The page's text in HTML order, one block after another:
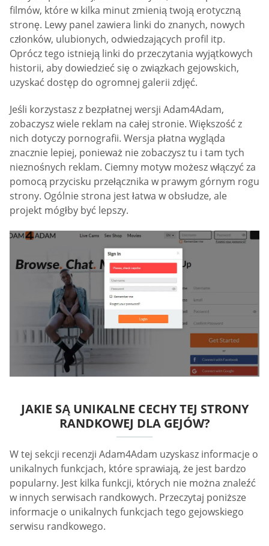
filmów, które w kilka minut zmienią twoją erotyczną
stronę. Lewy panel zawiera linki do znanych, nowych
członków, ulubionych, odwiedzających profil itp.
Oprócz tego istnieją linki do przeczytania wyjątkowych
historii, aby dowiedzieć się o związkach gejowskich,
uzyskać dostęp do ogromnej galerii zdjęć.
Jeśli korzystasz z bezpłatnej wersji Adam4Adam,
zobaczysz wiele reklam na całej stronie. Większość z
nich dotyczy pornografii. Wersja płatna wygląda
znacznie lepiej, ponieważ nie zobaczysz tu i tam tych
nieznośnych reklam. Ciemny motyw możesz włączyć za
pomocą przycisku przełącznika w prawym górnym rogu
strony. Ogólnie strona jest łatwa w obsłudze, ale
projekt mógłby być lepszy.
JAKIE SĄ UNIKALNE CECHY TEJ STRONY
RANDKOWEJ DLA GEJÓW?
W tej sekcji recenzji Adam4Adam uzyskasz informacje o
unikalnych funkcjach, które sprawiają, że jest bardzo
popularny. Jest kilka funkcji, których nie można znaleźć
w innych serwisach randkowych. Przeczytaj poniższe
informacje o unikalnych funkcjach tego gejowskiego
serwisu randkowego.